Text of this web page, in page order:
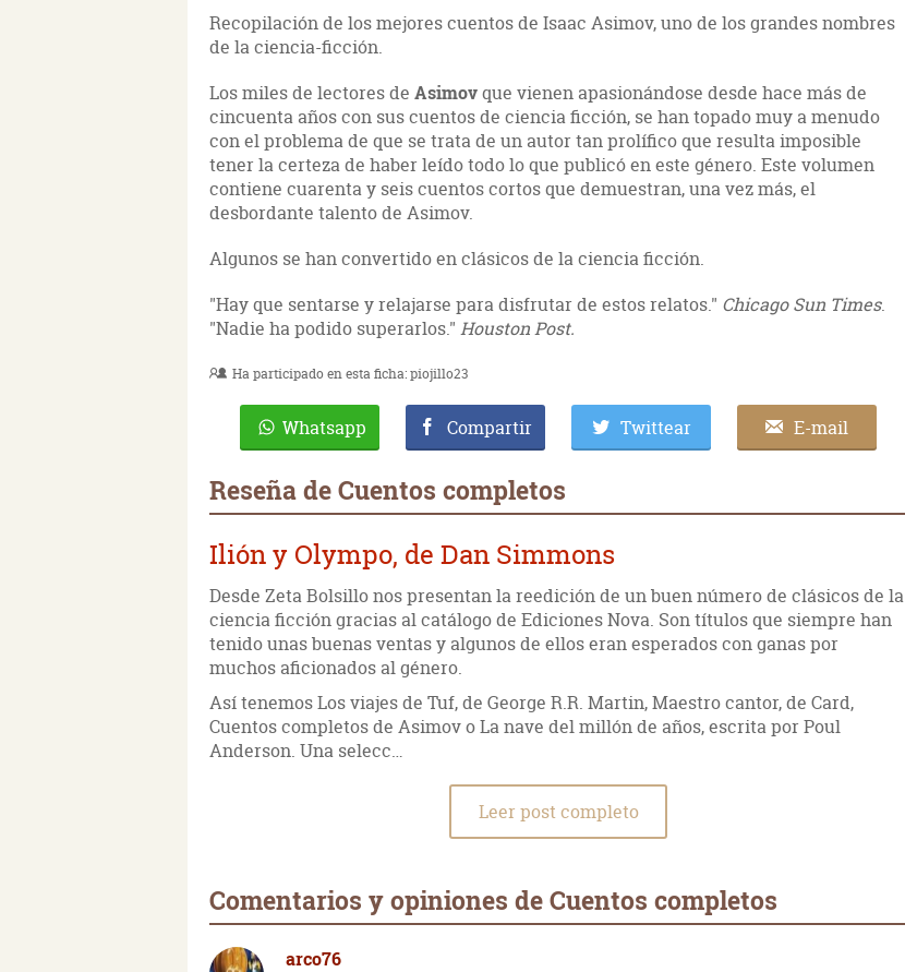
Recopilación de los mejores cuentos de Isaac Asimov, uno de los grandes nombres
de la ciencia-ficción.
Los miles de lectores de Asimovque vienen apasionándose desde hace más de
cincuenta años con sus cuentos de ciencia ficción, se han topado muy a menudo
con el problema de que se trata de un autor tan prolífico que resulta imposible
tener la certeza de haber leído todo lo que publicó en este género. Este volumen
contiene cuarenta y seis cuentos cortos que demuestran, una vez más, el
desbordante talento de Asimov.
Algunos se han convertido en clásicos de la ciencia ficción.
"Hay que sentarse y relajarse para disfrutar de estos relatos." Chicago Sun Times.
"Nadie ha podido superarlos." Houston Post.
Ha participado en esta ficha:piojillo23
Whatsapp Compartir Twittear E-mail
Reseña de Cuentos completos
Ilión y Olympo, de Dan Simmons
Desde Zeta Bolsillo nos presentan la reedición de un buen número de clásicos de la
ciencia ficción gracias al catálogo de Ediciones Nova. Son títulos que siempre han
tenido unas buenas ventas y algunos de ellos eran esperados con ganas por
muchos aficionados al género.
Así tenemos Los viajes de Tuf, de George R.R. Martin, Maestro cantor, de Card,
Cuentos completos de Asimov o La nave del millón de años, escrita por Poul
Anderson. Una selecc…
Leer post completo
Comentarios y opiniones de Cuentos completos
arco76